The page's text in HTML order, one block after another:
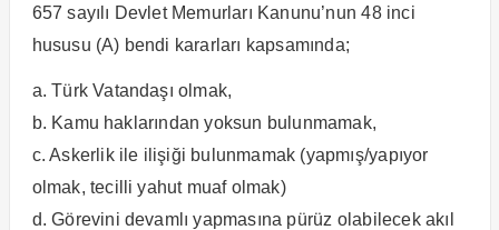
657 sayılı Devlet Memurları Kanunu’nun 48 inci
hususu (A) bendi kararları kapsamında;
a. Türk Vatandaşı olmak,
b. Kamu haklarından yoksun bulunmamak,
c. Askerlik ile ilişiği bulunmamak (yapmış/yapıyor
olmak, tecilli yahut muaf olmak)
d. Görevini devamlı yapmasına pürüz olabilecek akıl